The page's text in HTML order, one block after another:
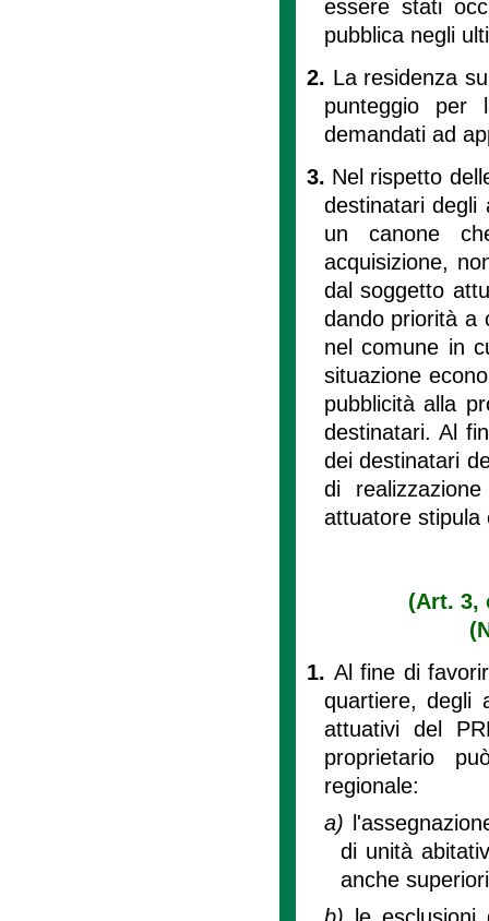
essere stati
pubblica negli
2. La residenza
punteggio per
demandati ad
3. Nel rispetto
destinatari degli
un canone
acquisizione,
dal soggetto
dando priorità a
nel comune in
situazione
pubblicità alla
destinatari. Al
dei destinatari
di
attuatore stipula
(Art. 3,
1. Al fine di
quartiere, degli
attuativi del
proprietario
regionale:
a)
di unità
anche